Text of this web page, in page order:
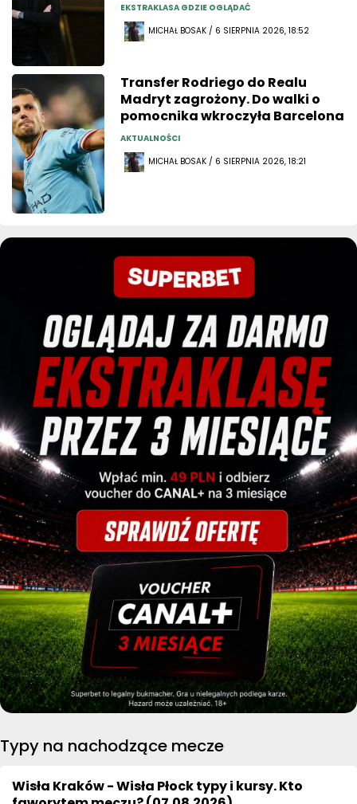
EKSTRAKLASA GDZIE OGLĄDAĆ
MICHAŁ BOSAK / 6 SIERPNIA 2026, 18:52
Transfer Rodriego do Realu
Madryt zagrożony. Do walki o
pomocnika wkroczyła Barcelona
AKTUALNOŚCI
MICHAŁ BOSAK / 6 SIERPNIA 2026, 18:21
Typy na nachodzące mecze
Wisła Kraków - Wisła Płock typy i kursy. Kto